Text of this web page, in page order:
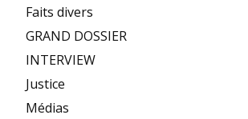
Faits divers
GRAND DOSSIER
INTERVIEW
Justice
Médias